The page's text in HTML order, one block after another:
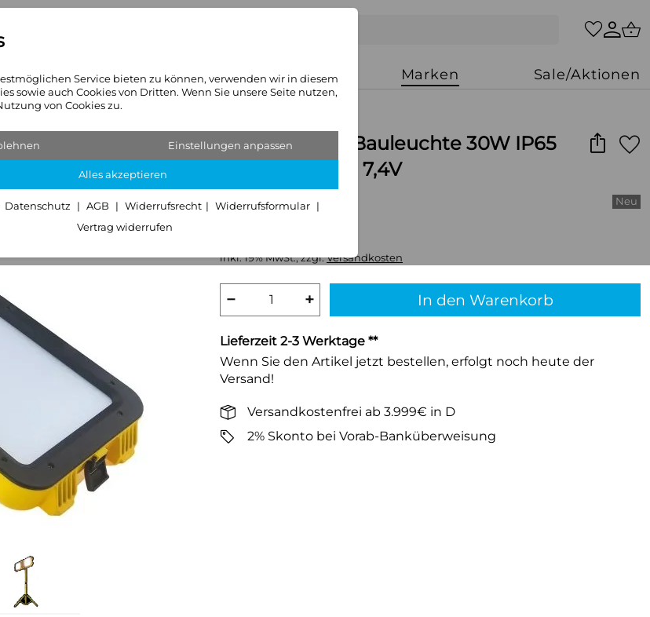
Service bieten zu können, verwenden wir in diesem
sowie auch Cookies von Dritten. Wenn Sie unsere Seite nutzen,
von Cookies zu.
Einstellungen anpassen
Alles akzeptieren
Datenschutz AGB Widerrufsrecht
Widerrufsformular
Vertrag widerrufen
Heizkörper Sanitär & Heizung Marken Sale/Aktionen
DOTLUX LED-Bauleuchte 30W IP65
6500K 2900lm 7,4V
inkl. 19% MwSt., zzgl.Versandkosten
− + In den Warenkorb
Lieferzeit 2-3 Werktage **
Wenn Sie den Artikel jetzt bestellen, erfolgt noch heute der
Versand!
Versandkostenfrei ab 3.999€ in D
2% Skonto bei Vorab-Banküberweisung